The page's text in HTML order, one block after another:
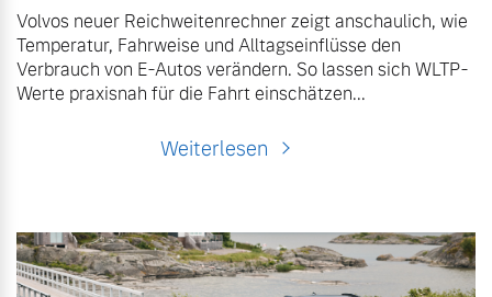
Aktuelle Serviceangebote
Service by Volvo
Volvos neuer Reichweitenrechner zeigt anschaulich, wie
Temperatur, Fahrweise und Alltagseinflüsse den
Verbrauch von E-Autos verändern. So lassen sich WLTP-
Werte praxisnah für die Fahrt einschätzen...
Weiterlesen